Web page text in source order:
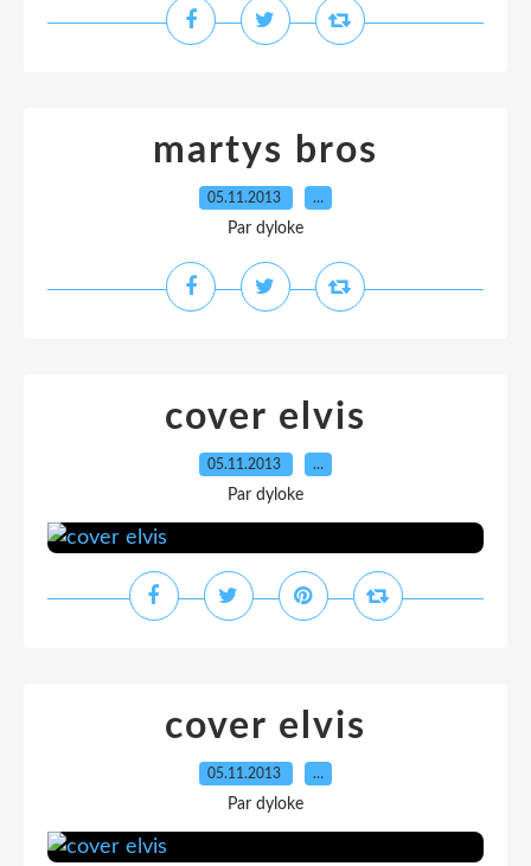
martys bros
05.11.2013 …
Par dyloke
cover elvis
05.11.2013 …
Par dyloke
cover elvis
05.11.2013 …
Par dyloke